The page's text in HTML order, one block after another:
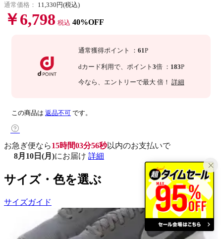
通常価格： 11,330円(税込)
￥6,798 税込 40%OFF
通常獲得ポイント ： 61P
dカード利用で、 ポイント 3倍 ： 183P
今なら 、エントリーで最大 倍！ 詳細
この商品は 返品不可 です。
お急ぎ便なら15時間03分55秒以内のお支払いで
8月10日(月)にお届け 詳細
サイズ・色を選ぶ
サイズガイド